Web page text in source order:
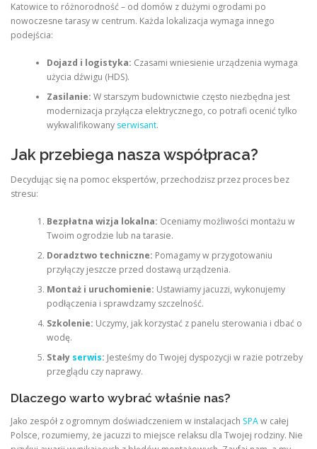
Katowice to różnorodność – od domów z dużymi ogrodami po
nowoczesne tarasy w centrum. Każda lokalizacja wymaga innego
podejścia:
Dojazd i logistyka: Czasami wniesienie urządzenia wymaga
użycia dźwigu (HDS).
Zasilanie: W starszym budownictwie często niezbędna jest
modernizacja przyłącza elektrycznego, co potrafi ocenić tylko
wykwalifikowany serwisant.
Jak przebiega nasza współpraca?
Decydując się na pomoc ekspertów, przechodzisz przez proces bez
stresu:
Bezpłatna wizja lokalna: Oceniamy możliwości montażu w
Twoim ogrodzie lub na tarasie.
Doradztwo techniczne: Pomagamy w przygotowaniu
przyłączy jeszcze przed dostawą urządzenia.
Montaż i uruchomienie: Ustawiamy jacuzzi, wykonujemy
podłączenia i sprawdzamy szczelność.
Szkolenie: Uczymy, jak korzystać z panelu sterowania i dbać o
wodę.
Stały serwis: Jesteśmy do Twojej dyspozycji w razie potrzeby
przeglądu czy naprawy.
Dlaczego warto wybrać właśnie nas?
Jako zespół z ogromnym doświadczeniem w instalacjach SPAw całej
Polsce, rozumiemy, że jacuzzi to miejsce relaksu dla Twojej rodziny. Nie